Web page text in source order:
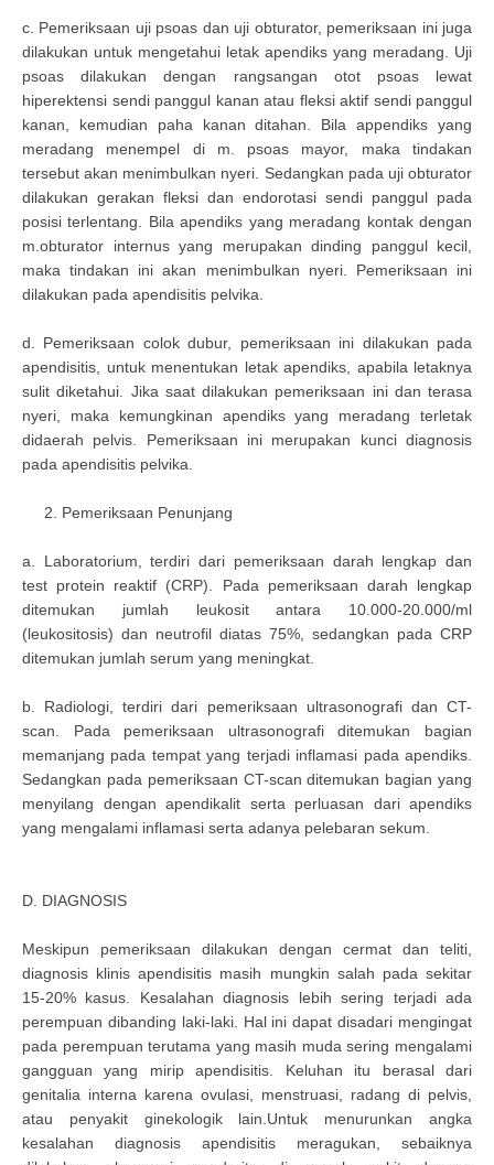
c. Pemeriksaan uji psoas dan uji obturator, pemeriksaan ini juga
dilakukan untuk mengetahui letak apendiks yang meradang. Uji
psoas dilakukan dengan rangsangan otot psoas lewat
hiperektensi sendi panggul kanan atau fleksi aktif sendi panggul
kanan, kemudian paha kanan ditahan. Bila appendiks yang
meradang menempel di m. psoas mayor, maka tindakan
tersebut akan menimbulkan nyeri. Sedangkan pada uji obturator
dilakukan gerakan fleksi dan endorotasi sendi panggul pada
posisi terlentang. Bila apendiks yang meradang kontak dengan
m.obturator internus yang merupakan dinding panggul kecil,
maka tindakan ini akan menimbulkan nyeri. Pemeriksaan ini
dilakukan pada apendisitis pelvika.
d. Pemeriksaan colok dubur, pemeriksaan ini dilakukan pada
apendisitis, untuk menentukan letak apendiks, apabila letaknya
sulit diketahui. Jika saat dilakukan pemeriksaan ini dan terasa
nyeri, maka kemungkinan apendiks yang meradang terletak
didaerah pelvis. Pemeriksaan ini merupakan kunci diagnosis
pada apendisitis pelvika.
2. Pemeriksaan Penunjang
a. Laboratorium, terdiri dari pemeriksaan darah lengkap dan
test protein reaktif (CRP). Pada pemeriksaan darah lengkap
ditemukan jumlah leukosit antara 10.000-20.000/ml
(leukositosis) dan neutrofil diatas 75%, sedangkan pada CRP
ditemukan jumlah serum yang meningkat.
b. Radiologi, terdiri dari pemeriksaan ultrasonografi dan CT-
scan. Pada pemeriksaan ultrasonografi ditemukan bagian
memanjang pada tempat yang terjadi inflamasi pada apendiks.
Sedangkan pada pemeriksaan CT-scan ditemukan bagian yang
menyilang dengan apendikalit serta perluasan dari apendiks
yang mengalami inflamasi serta adanya pelebaran sekum.
D. DIAGNOSIS
Meskipun pemeriksaan dilakukan dengan cermat dan teliti,
diagnosis klinis apendisitis masih mungkin salah pada sekitar
15-20% kasus. Kesalahan diagnosis lebih sering terjadi ada
perempuan dibanding laki-laki. Hal ini dapat disadari mengingat
pada perempuan terutama yang masih muda sering mengalami
gangguan yang mirip apendisitis. Keluhan itu berasal dari
genitalia interna karena ovulasi, menstruasi, radang di pelvis,
atau penyakit ginekologik lain.Untuk menurunkan angka
kesalahan diagnosis apendisitis meragukan, sebaiknya